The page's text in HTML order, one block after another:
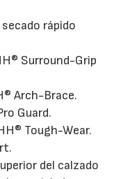
rápido
Surround-Grip
Arch-Brace.
Guard.
Tough-Wear.
del calzado